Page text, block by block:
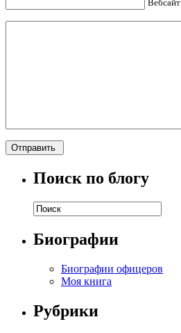
Вебсайт
Поиск по блогу
Биографии
Биографии офицеров
Моя книга
Рубрики